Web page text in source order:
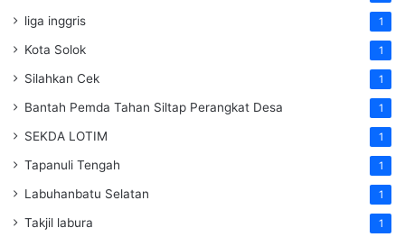
liga inggris 1
Kota Solok 1
Silahkan Cek 1
Bantah Pemda Tahan Siltap Perangkat Desa 1
SEKDA LOTIM 1
Tapanuli Tengah 1
Labuhanbatu Selatan 1
Takjil labura 1